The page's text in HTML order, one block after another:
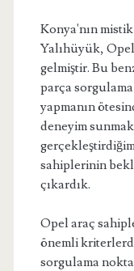
Konya'nın
Yalıhüyük,
gelmiştir. Bu
parça sorgulama
yapmanın
deneyim
sahiplerinin
çıkardık.
Opel araç
önemli
sorgulama